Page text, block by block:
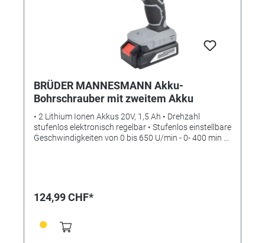
mm - 4 x Spiralbohrer 1,5 • 2 • 2,5 • 3 mm
BRÜDER MANNESMANN Akku-
Bohrschrauber mit zweitem Akku
• 2 Lithium Ionen Akkus 20V, 1,5 Ah • Drehzahl
stufenlos elektronisch regelbar • Stufenlos einstellbare
Geschwindigkeiten von 0 bis 650 U/min - 0- 400 min /
Schrauber • Rutschfester Anti-Slip Griff • Ein-Stunden-
für anspruchsvolle Bau-, Bohr- und
Renovierungsarbeiten. Material: Kunststoff Maße:
124,99 CHF*